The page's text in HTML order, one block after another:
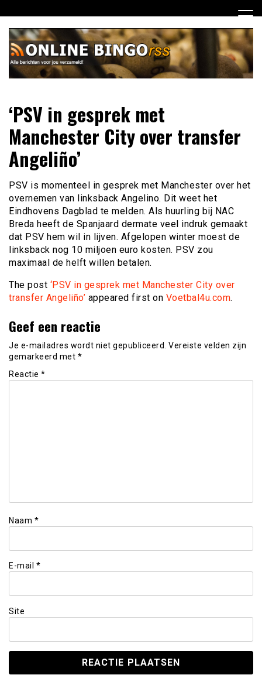
naar
inhoud
Online Bingo RSS
verzameld
‘PSV in gesprek met
Manchester City over transfer
Angeliño’
PSV is momenteel in gesprek met Manchester over het
overnemen van linksback Angelino. Dit weet het
Eindhovens Dagblad te melden. Als huurling bij NAC
Breda heeft de Spanjaard dermate veel indruk gemaakt
dat PSV hem wil in lijven. Afgelopen winter moest de
linksback nog 10 miljoen euro kosten. PSV zou
maximaal de helft willen betalen.
The post ‘PSV in gesprek met Manchester City over
transfer Angeliño’ appeared first on Voetbal4u.com.
Geef een reactie
Je e-mailadres wordt niet gepubliceerd. Vereiste velden zijn
gemarkeerd met *
Reactie *
Naam *
E-mail *
Site